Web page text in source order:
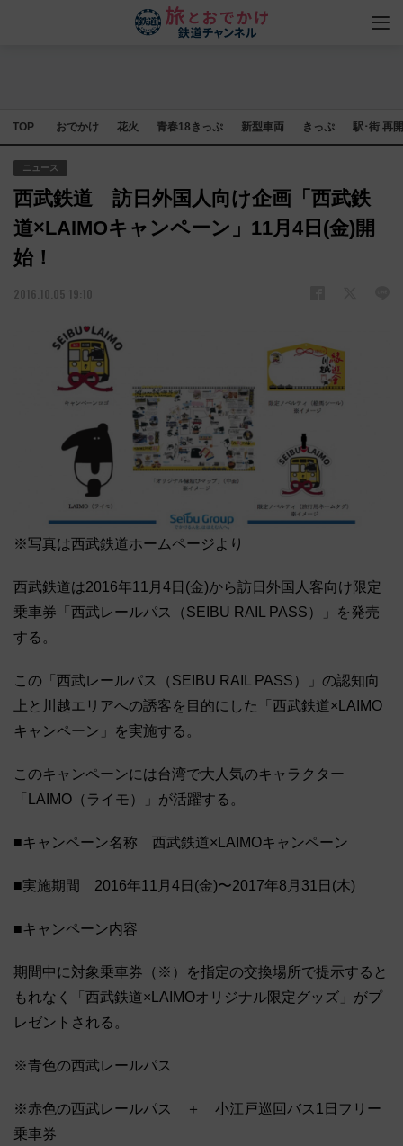
TOP おでかけ 花火 青春18きっぷ 新型車両 きっぷ 駅･街 再
ニュース
西武鉄道 訪日外国人向け企画「西武鉄
道×LAIMOキャンペーン」11月4日(金)開
始！
2016.10.05 19:10
※写真は西武鉄道ホームページより
西武鉄道は2016年11月4日(金)から訪日外国人客向け限定
乗車券「西武レールパス（SEIBU RAIL PASS）」を発売
する。
この「西武レールパス（SEIBU RAIL PASS）」の認知向
上と川越エリアへの誘客を目的にした「西武鉄道×LAIMO
キャンペーン」を実施する。
このキャンペーンには台湾で大人気のキャラクター
「LAIMO（ライモ）」が活躍する。
■キャンペーン名称 西武鉄道×LAIMOキャンペーン
■実施期間 2016年11月4日(金)〜2017年8月31日(木)
■キャンペーン内容
期間中に対象乗車券（※）を指定の交換場所で提示すると
もれなく「西武鉄道×LAIMOオリジナル限定グッズ」がプ
レゼントされる。
※青色の西武レールパス
※赤色の西武レールパス ＋ 小江戸巡回バス1日フリー
乗車券